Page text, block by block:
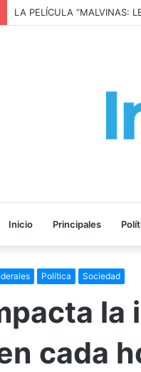
LA PELÍCULA “MALVINAS:
Inicio Principales
Política Sociedad
la
cada